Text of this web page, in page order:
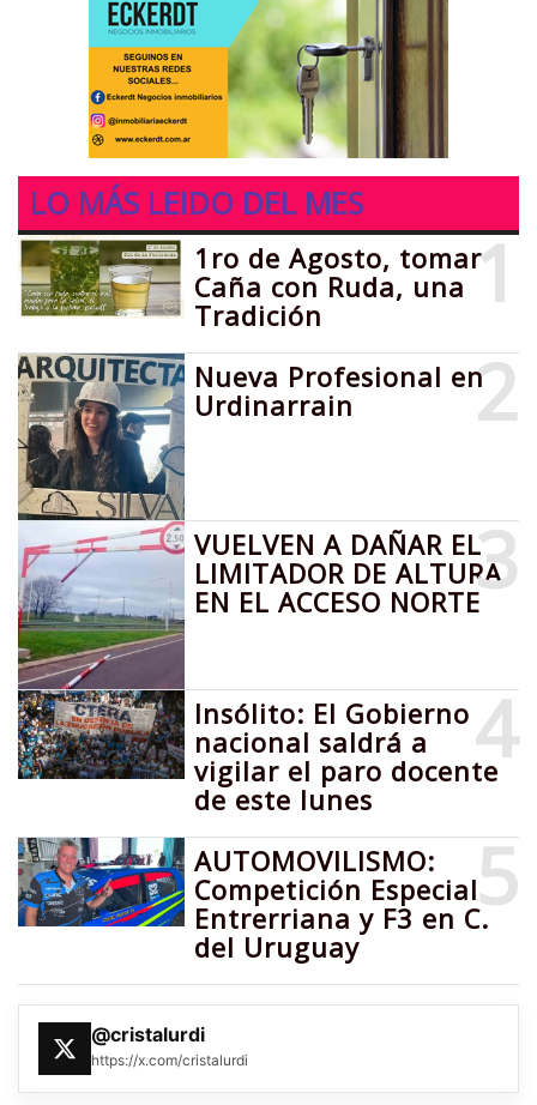
LO MÁS LEIDO DEL MES
1
1ro de Agosto, tomar
Caña con Ruda, una
Tradición
2
Nueva Profesional en
Urdinarrain
3
VUELVEN A DAÑAR EL
LIMITADOR DE ALTURA
EN EL ACCESO NORTE
4
Insólito: El Gobierno
nacional saldrá a
vigilar el paro docente
de este lunes
5
AUTOMOVILISMO:
Competición Especial
Entrerriana y F3 en C.
del Uruguay
@cristalurdi
https://x.com/cristalurdi